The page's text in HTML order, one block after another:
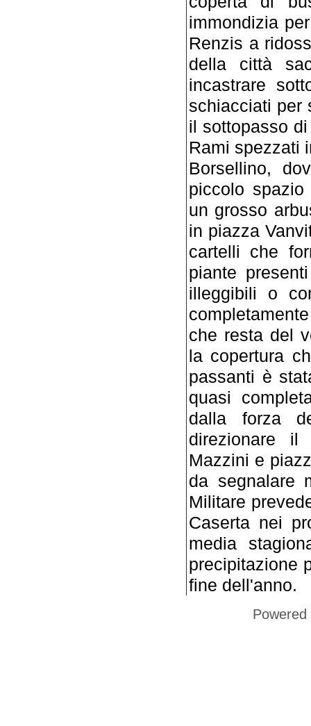
immondizia
Renzis a
della città
incastrare
schiacciati per
il sottopasso
Rami spezzati
Borsellino,
piccolo
un grosso
in piazza
cartelli che
piante
illeggibili o
che resta del
la copertura
passanti è
quasi
dalla forza
direzionare il
Mazzini e
da segnalare
Militare
Caserta nei
media
precipitazione
fine dell'anno.